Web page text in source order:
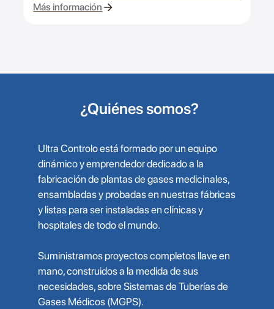
Más información
¿Quiénes somos?
Ultra Controlo está formado por un equipo
dinámico y emprendedor dedicado a la
fabricación de plantas de gases medicinales,
ensambladas y probadas en nuestras fábricas
y listas para ser instaladas en clínicas y
hospitales de todo el mundo.
Suministramos proyectos completos llave en
mano, construidos a la medida de sus
necesidades, sobre Sistemas de Tuberías de
Gases Médicos (MGPS).